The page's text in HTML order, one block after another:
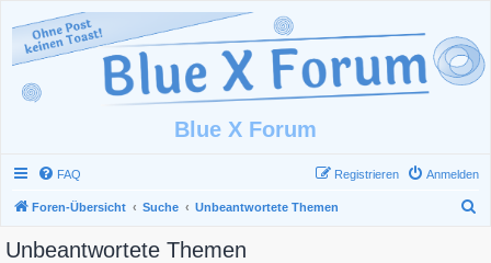
Blue X Forum
FAQ Anmelden
Registrieren
Foren-Übersicht Suche Unbeantwortete Themen
Unbeantwortete Themen